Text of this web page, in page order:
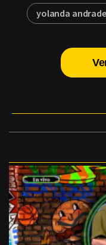
yolanda andrade